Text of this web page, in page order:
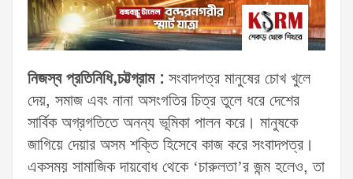
নিজস্ব প্রতিনিধি,চট্টগ্রাম : সংবাদপত্র মানুষের চোখ খুলে
দেয়, সমাজ এবং নানা অসংগতির চিত্র তুলে ধরে দেশের
সার্বিক অগ্রগতিতে অনন্য ভূমিকা পালন করে। মানুষকে
জাগিয়ে দেয়ার অসম শক্তি হিসেবে কাজ করে সংবাদপত্র।
একসময় সামাজিক দায়বোধ থেকে ‘চারুলতা’র জন্ম হলেও, তা